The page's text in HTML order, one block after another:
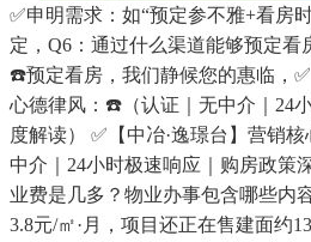
✅申明需求：如“预定参不雅+看房
定，Q6：通过什么渠道能够预定看
☎️预定看房，我们静候您的惠临，
心德律风：☎️（认证｜无中介｜24
度解读） ✅【中冶·逸璟台】营销
中介｜24小时极速响应｜购房政策
业费是几多？物业办事包含哪些内
3.8元/㎡·月，项目还正在售建面约